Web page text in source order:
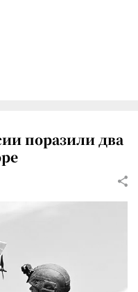
поразили два